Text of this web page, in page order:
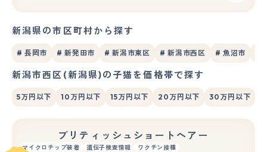
新潟県の市区町村から探す
# 長岡市 # 新発田市 # 新潟市東区 # 新潟市西区 # 魚沼市
新潟市西区(新潟県)の子猫を価格帯で探す
5万円以下 10万円以下 15万円以下 20万円以下 30万円以下
ブリティッシュショートヘアー
マイクロチップ装着 遺伝子検査情報
ワクチン接種